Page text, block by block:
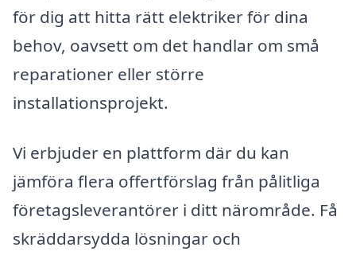
för dig att hitta rätt elektriker för dina
behov, oavsett om det handlar om små
reparationer eller större
installationsprojekt.
Vi erbjuder en plattform där du kan
jämföra flera offertförslag från pålitliga
företagsleverantörer i ditt närområde. Få
skräddarsydda lösningar och